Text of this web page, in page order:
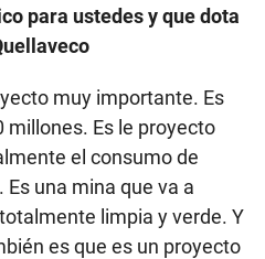
para ustedes y que dota
muy importante. Es
millones. Es le proyecto
el consumo de
una mina que va a
limpia y verde. Y
es que es un proyecto